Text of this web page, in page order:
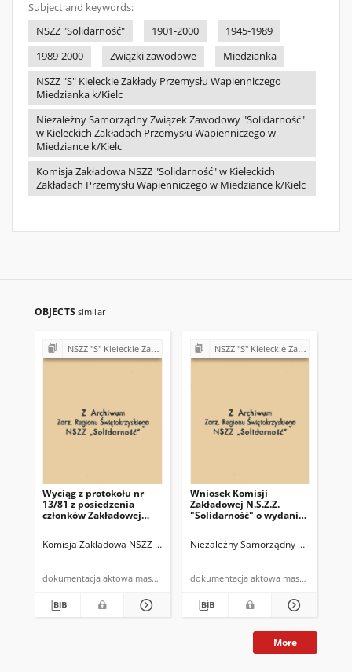
Subject and keywords:
NSZZ "Solidarność"
1901-2000
1945-1989
1989-2000
Związki zawodowe
Miedzianka
NSZZ "S" Kieleckie Zakłady Przemysłu Wapienniczego
Miedzianka k/Kielc
Niezależny Samorządny Związek Zawodowy "Solidarność"
w Kieleckich Zakładach Przemysłu Wapienniczego w
Miedziance k/Kielc
Komisja Zakładowa NSZZ "Solidarność" w Kieleckich
Zakładach Przemysłu Wapienniczego w Miedziance k/Kielc
OBJECTS similar
NSZZ "S" Kieleckie Zakłady Przemysłu Wapienniczego Miedzianka k/Kielc
Wyciąg z protokołu nr
13/81 z posiedzenia
członków Zakładowej
branżowych z dnia
Komisja Zakładowa NSZZ "Solidarność" w Miedziance Kieleckie
dokumentacja aktowa maszynopis
NSZZ "S" Kieleckie Zakłady Przemysłu Wapienniczego Miedzianka k/Kielc
Wniosek Komisji
Zakładowej N.S.Z.Z.
"Solidarność" o wydanie
Niezależny Samorządny Związek
dokumentacja aktowa maszynopis
More